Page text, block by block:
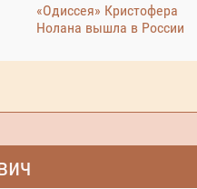
«Одиссея» Кристофера
Нолана вышла в России